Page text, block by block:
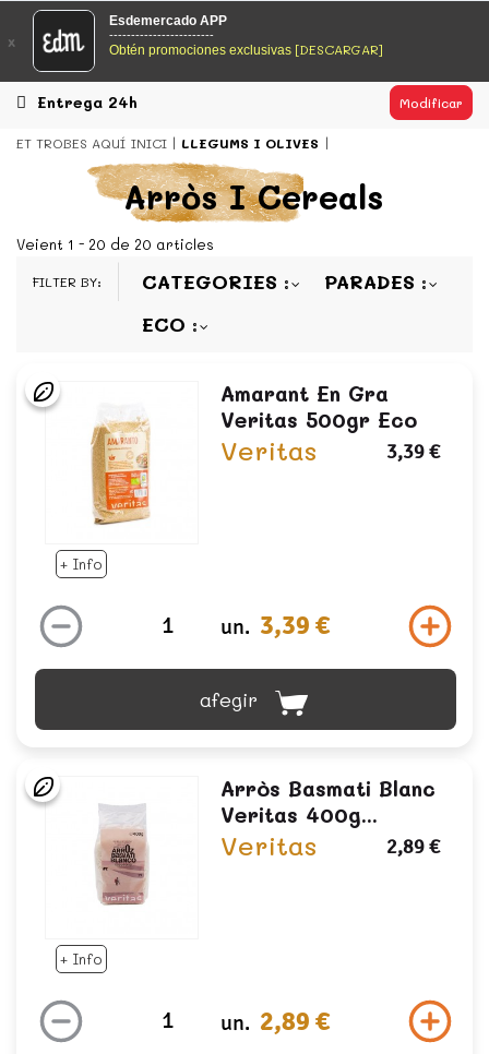
EsDeMercado.com
EsDeMercado.com te lleva a casa los mejores productos de
los mejores mercados de Barcelona y de productores
locales.
EsDeMercado.com
EsDeMercado.com te lleva a casa los mejores productos de
los mejores mercados de Barcelona y de productores
READ MORE
x
Esdemercado APP
------------------------
Obtén promociones exclusivas [DESCARGAR]
Entrega 24h Modificar
ET TROBES AQUÍ INICI LLEGUMS I OLIVES
Arròs I Cereals
Veient 1 - 20 de 20 articles
FILTER BY: CATEGORIES
PARADES
ECO
+ Info
Amarant En Gra
Veritas 500gr Eco
Veritas 3,39 €
un. 3,39 €
afegir
+ Info
Arròs Basmati Blanc
Veritas 400g...
Veritas 2,89 €
un. 2,89 €